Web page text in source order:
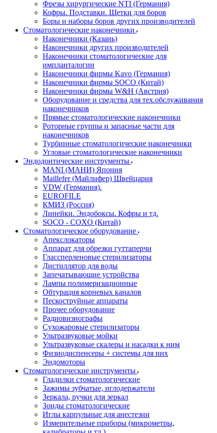
Фрезы хирургические NTI (Германия)
Кофры. Подставки. Щетки для боров
Боры и наборы боров других производителей
Стоматологические наконечники
Наконечники (Казань)
Наконечники других производителей
Наконечники стоматологические для
импланталогии
Наконечники фирмы Kavo (Германия)
Наконечники фирмы SOCO (Китай)
Наконечники фирмы W&H (Австрия)
Оборудование и средства для тех.обслуживания
наконечников
Прямые стоматологические наконечники
Роторные группы и запасные части для
наконечников
Турбинные стоматологические наконечники
Угловые стоматологические наконечники
Эндодонтические инструменты
MANI (МАНИ) Япония
Maillefer (Майлифер) Швейцария
VDW (Германия).
EUROFILE
КМИЗ (Россия)
Линейки. Эндобоксы. Кофры и тд.
SOCO - COXO (Китай)
Стоматологическое оборудование
Апекслокаторы
Аппарат для обрезки гуттаперчи
Глассперленовые стерилизаторы
Дистиллятор для воды
Запечатывающие устройства
Лампы полимеризационные
Обтурация корневых каналов
Пескоструйные аппараты
Прочее оборудование
Радиовизиографы
Сухожаровые стерилизаторы
Ультразвуковые мойки
Ультразвуковые скалеры и насадки к ним
Физиодиспенсеры + системы для них
Эндомоторы
Стоматологические инструменты
Гладилки стоматологические
Зажимы зубчатые, иглодержатели
Зеркала, ручки для зеркал
Зонды стоматологические
Иглы карпульные для анестезии
Измерительные приборы (микрометры,